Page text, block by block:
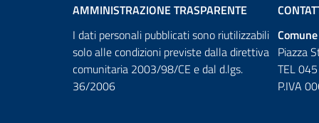
AMMINISTRAZIONE TRASPARENTE
I dati personali pubblicati sono riutilizzabili
solo alle condizioni previste dalla direttiva
comunitaria 2003/98/CE e dal d.lgs.
36/2006
Piazza
TEL
P.IVA